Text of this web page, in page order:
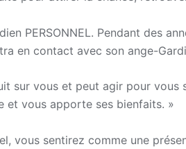
PERSONNEL. Pendant des
en contact avec son ange-
sur vous et peut agir pour vous
et vous apporte ses bienfaits. »
vous sentirez comme une